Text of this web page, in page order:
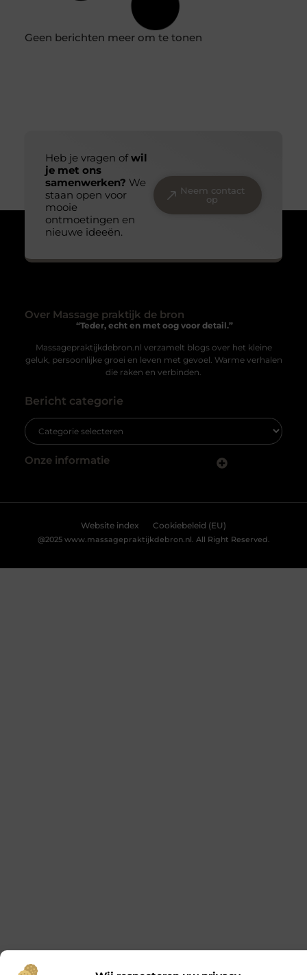
Geen berichten meer om te tonen
Heb je vragen ofwil
je met ons
samenwerken? We
staan open voor
mooie
ontmoetingen en
nieuwe ideeën.
Neem contact
op
Over Massage praktijk de bron
“Teder, echt en met oog voor detail.”
Massagepraktijkdebron.nl verzamelt blogs over het kleine
geluk, persoonlijke groei en leven met gevoel. Warme verhalen
die raken en verbinden.
Bericht categorie
Onze informatie
@2025 www.massagepraktijkdebron.nl. All Right Reserved.
Website index Cookiebeleid (EU)